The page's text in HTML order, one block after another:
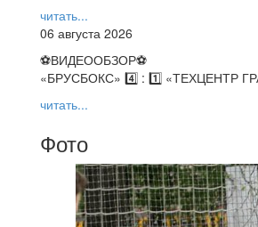
читать...
06 августа 2026
⚽️ВИДЕООБЗОР⚽️
«БРУСБОКС» 4️⃣ : 1️⃣ «ТЕХЦЕНТР
читать...
Фото